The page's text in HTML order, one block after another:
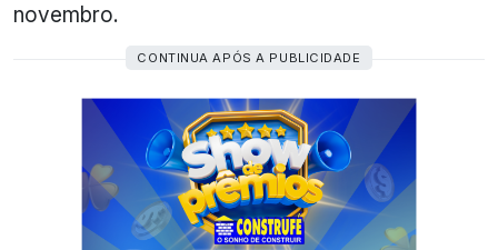
novembro.
CONTINUA APÓS A PUBLICIDADE